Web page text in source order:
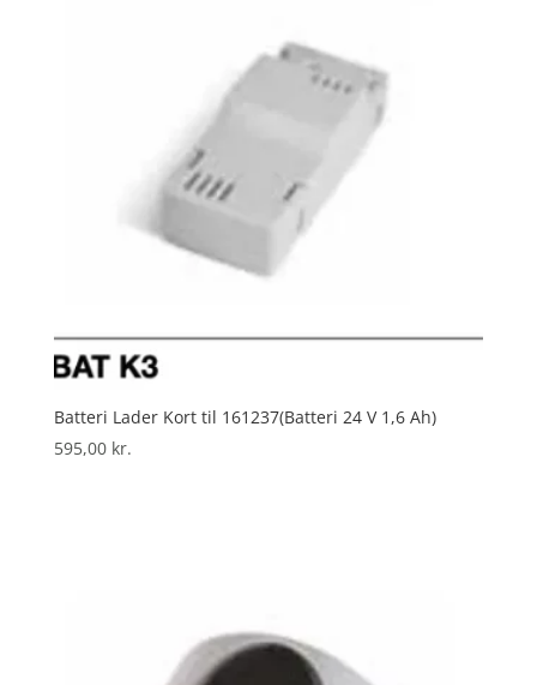
Batteri Lader Kort til 161237(Batteri 24 V 1,6 Ah)
595,00 kr.